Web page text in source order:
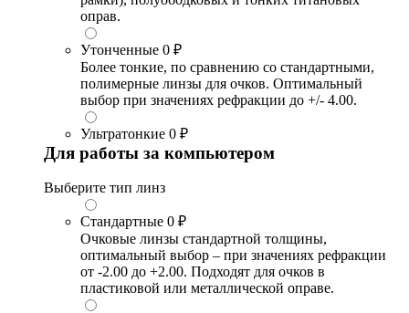
оправ.
Утонченные 0 ₽
Более тонкие, по сравнению со стандартными,
полимерные линзы для очков. Оптимальный
выбор при значениях рефракции до +/- 4.00.
Ультратонкие 0 ₽
Для работы за компьютером
Выберите тип линз
Стандартные 0 ₽
Очковые линзы стандартной толщины,
оптимальный выбор – при значениях рефракции
от -2.00 до +2.00. Подходят для очков в
пластиковой или металлической оправе.